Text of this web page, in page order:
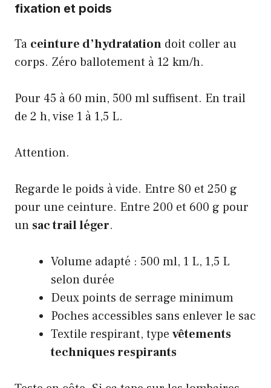
fixation et poids
Ta ceinture d’hydratation doit coller au
corps. Zéro ballotement à 12 km/h.
Pour 45 à 60 min, 500 ml suffisent. En trail
de 2 h, vise 1 à 1,5 L.
Attention.
Regarde le poids à vide. Entre 80 et 250 g
pour une ceinture. Entre 200 et 600 g pour
un sac trail léger.
Volume adapté : 500 ml, 1 L, 1,5 L
selon durée
Deux points de serrage minimum
Poches accessibles sans enlever le sac
Textile respirant, type vêtements
techniques respirants